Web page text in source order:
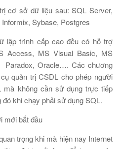
cơ sở dữ liệu sau: SQL Server,
Sybase, Postgres
lập trình cấp cao đều có hỗ trợ
Access, MS Visual Basic, MS
Paradox, Oracle…. Các chương
quản trị CSDL cho phép người
không cần sử dụng trực tiếp
khi chạy phải sử dụng SQL.
trọng khi mà hiện nay Internet